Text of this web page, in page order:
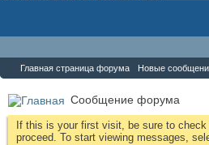
Главная страница форума Новые
Сообщение форума
If this is your first visit, be sure to check
proceed. To start viewing messages,